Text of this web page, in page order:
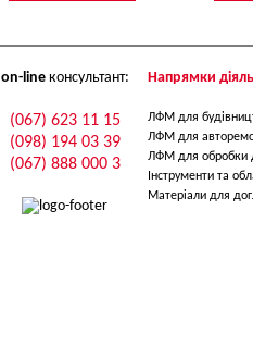
on-lineконсультант:
(067) 623 11 15
(098) 194 03 39
(067) 888 000 3
Напрямки
ЛФМ для
ЛФМ для
ЛФМ для обробки
Інструменти та
Матеріали для